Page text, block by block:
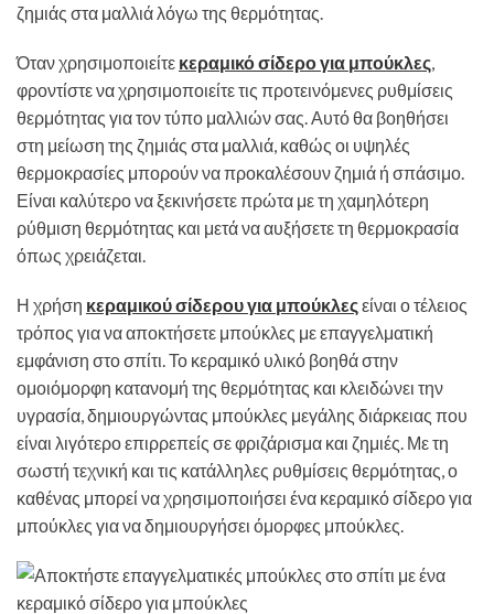
ζημιάς στα μαλλιά λόγω της θερμότητας.
Όταν χρησιμοποιείτε κεραμικό σίδερο για μπούκλες,
φροντίστε να χρησιμοποιείτε τις προτεινόμενες ρυθμίσεις
θερμότητας για τον τύπο μαλλιών σας. Αυτό θα βοηθήσει
στη μείωση της ζημιάς στα μαλλιά, καθώς οι υψηλές
θερμοκρασίες μπορούν να προκαλέσουν ζημιά ή σπάσιμο.
Είναι καλύτερο να ξεκινήσετε πρώτα με τη χαμηλότερη
ρύθμιση θερμότητας και μετά να αυξήσετε τη θερμοκρασία
όπως χρειάζεται.
Η χρήση κεραμικού σίδερου για μπούκλεςείναι ο τέλειος
τρόπος για να αποκτήσετε μπούκλες με επαγγελματική
εμφάνιση στο σπίτι. Το κεραμικό υλικό βοηθά στην
ομοιόμορφη κατανομή της θερμότητας και κλειδώνει την
υγρασία, δημιουργώντας μπούκλες μεγάλης διάρκειας που
είναι λιγότερο επιρρεπείς σε φριζάρισμα και ζημιές. Με τη
σωστή τεχνική και τις κατάλληλες ρυθμίσεις θερμότητας, ο
καθένας μπορεί να χρησιμοποιήσει ένα κεραμικό σίδερο για
μπούκλες για να δημιουργήσει όμορφες μπούκλες.